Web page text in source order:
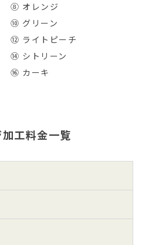
⑧ オレンジ
⑩ グリーン
⑫ ライトピーチ
⑭ シトリーン
⑯ カーキ
工料金一覧